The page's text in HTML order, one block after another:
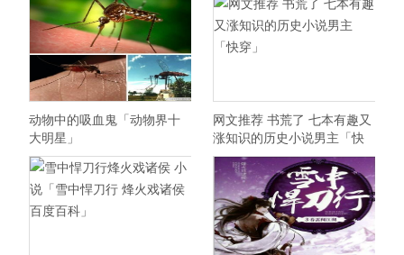
动物中的吸血鬼「动物界十
大明星」
网文推荐 书荒了 七本有趣又
涨知识的历史小说男主「快
穿」